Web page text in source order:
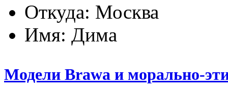
Откуда: Москва
Имя: Дима
Модели Brawa и морально-